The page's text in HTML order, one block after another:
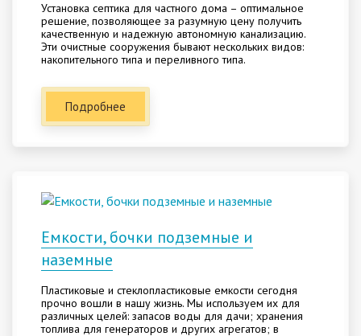
Установка септика для частного дома – оптимальное
решение, позволяющее за разумную цену получить
качественную и надежную автономную канализацию.
Эти очистные сооружения бывают нескольких видов:
накопительного типа и переливного типа.
Подробнее
Емкости, бочки подземные и
наземные
Пластиковые и стеклопластиковые емкости сегодня
прочно вошли в нашу жизнь. Мы используем их для
различных целей: запасов воды для дачи; хранения
топлива для генераторов и других агрегатов; в